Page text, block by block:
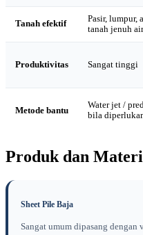
Tanah efektif
Pasir, lumpur,
tanah jenuh air
Produktivitas Sangat tinggi
Metode bantu
Water jet /
bila
Produk dan
Sheet Pile Baja
Sangat umum dipasang